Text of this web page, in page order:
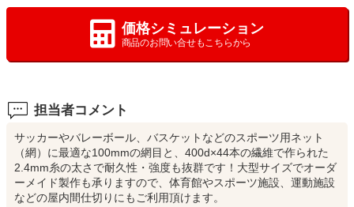
価格シミュレーション
商品のお問い合せもこちらから
担当者コメント
サッカーやバレーボール、バスケットなどのスポーツ用ネット
（網）に最適な100mmの網目と、400d×44本の繊維で作られた
2.4mm糸の太さで耐久性・強度も抜群です！大型サイズでオーダ
ーメイド製作も承りますので、体育館やスポーツ施設、運動施設
などの屋内間仕切りにもご利用頂けます。